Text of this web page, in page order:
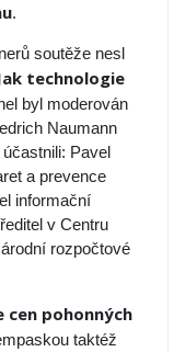
.
soutěže nesl
technologie
byl moderován
Naumann
Pavel
a prevence
informační
v Centru
rozpočtové
cen pohonných
taktéž